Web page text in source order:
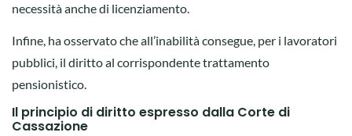
necessità anche di licenziamento.
Infine, ha osservato che all’inabilità consegue, per i lavoratori
pubblici, il diritto al corrispondente trattamento
pensionistico.
Il principio di diritto espresso dalla Corte di
Cassazione